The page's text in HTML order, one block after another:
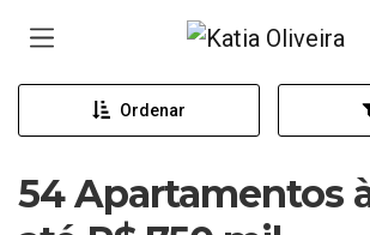
Página inicial
Ordenar
54 Apartamentos